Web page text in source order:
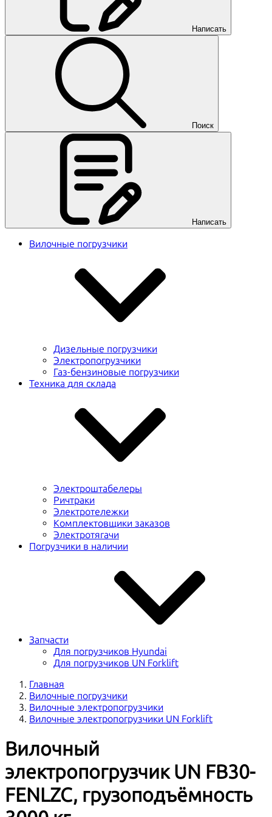
Написать
Поиск
Написать
Вилочные погрузчики
Дизельные погрузчики
Электропогрузчики
Газ-бензиновые погрузчики
Техника для склада
Электроштабелеры
Ричтраки
Электротележки
Комплектовщики заказов
Электротягачи
Погрузчики в наличии
Запчасти
Для погрузчиков Hyundai
Для погрузчиков UN Forklift
Главная
Вилочные погрузчики
Вилочные электропогрузчики
Вилочные электропогрузчики UN Forklift
Вилочный
электропогрузчик UN FB30-
FENLZC, грузоподъёмность